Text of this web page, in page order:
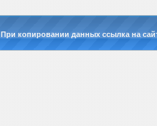
При копировании данных ссылка на